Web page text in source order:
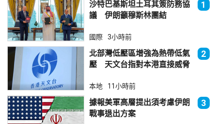
沙特巴基斯坦土耳其簽防務協
議 伊朗籲穆斯林團結
1
國際 3小時前
北部灣低壓區增強為熱帶低氣
壓 天文台指對本港直接威脅
2
本地 11小時前
據報美軍高層提出須考慮伊朗
戰事退出方案
3